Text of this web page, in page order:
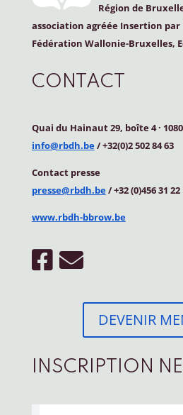
Région de
association agréée Insertion
Fédération Wallonie-Bruxelles,
CONTACT
Quai du Hainaut 29, boîte 4·
info@rbdh.be/ +32(0)2 502 84 63
Contact presse
presse@rbdh.be/ +32 (0)456 31 22
www.rbdh-bbrow.be
DEVENIR
INSCRIPTION